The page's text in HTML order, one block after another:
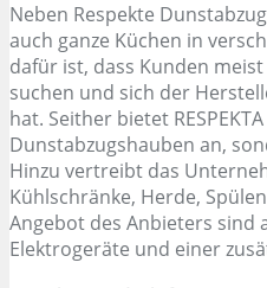
Neben Respekte
auch ganze Küchen in
dafür ist, dass Kunden
suchen und sich der
hat. Seither bietet
Dunstabzugshauben an,
Hinzu vertreibt das
Kühlschränke, Herde,
Angebot des Anbieters sind
Elektrogeräte und einer